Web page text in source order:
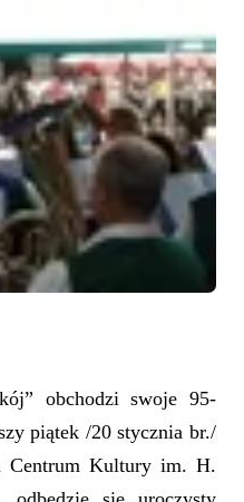
obchodzi swoje 95-
piątek /20 stycznia br./
Kultury im. H.